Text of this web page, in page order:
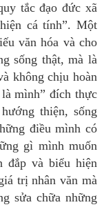
tắc đạo đức xã
cá tính”. Một
văn hóa và cho
sống thật, mà là
không chịu hoàn
mình” đích thực
thiện, sống
điều mình có
gì mình muốn
đắp và biểu hiện
trị nhân văn mà
sửa chữa những